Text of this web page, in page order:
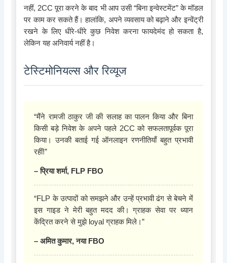
नहीं, 2CC पूरा करने के बाद भी आप उसी “बिना इन्वेस्टमेंट” के मॉडल
पर काम कर सकते हैं। हालांकि, अपने व्यवसाय को बढ़ाने और इन्वेंट्री
रखने के लिए धीरे-धीरे कुछ निवेश करना फायदेमंद हो सकता है,
लेकिन यह अनिवार्य नहीं है।
टेस्टिमोनियल्स और रिव्यूज
“मैंने रामजी ठाकुर जी की सलाह का पालन किया और बिना
किसी बड़े निवेश के अपने पहले 2CC को सफलतापूर्वक पूरा
किया। उनकी बताई गई ऑनलाइन रणनीतियाँ बहुत प्रभावी
रहीं!”
– प्रिया शर्मा, FLP FBO
“FLP के उत्पादों को समझने और उन्हें प्रभावी ढंग से बेचने में
इस गाइड ने मेरी बहुत मदद की। ग्राहक सेवा पर ध्यान
केंद्रित करने से मुझे loyal ग्राहक मिले।”
– अमित कुमार, नया FBO